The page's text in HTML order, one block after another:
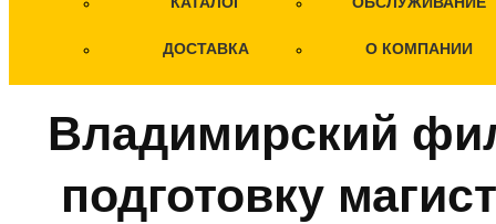
ДОСТАВКА О КОМПАНИИ
Владимирский
подготовку